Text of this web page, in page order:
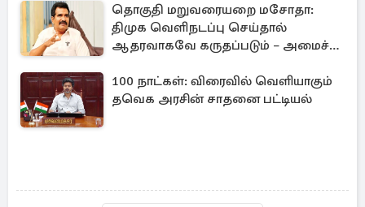
தொகுதி மறுவரையறை மசோதா:
திமுக வெளிநடப்பு செய்தால்
ஆதரவாகவே கருதப்படும் – அமைச்சர்
100 நாட்கள்: விரைவில் வெளியாகும்
தவெக அரசின் சாதனை பட்டியல்